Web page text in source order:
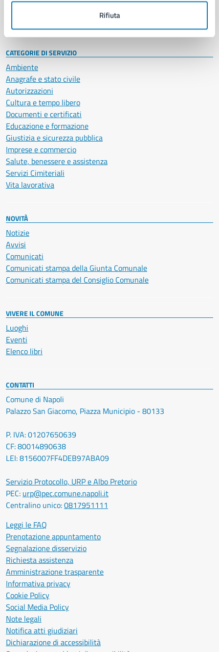
Rifiuta
Intranet, posta aziendale e protocollo
CATEGORIE DI SERVIZIO
Ambiente
Anagrafe e stato civile
Autorizzazioni
Cultura e tempo libero
Documenti e certificati
Educazione e formazione
Giustizia e sicurezza pubblica
Imprese e commercio
Salute, benessere e assistenza
Servizi Cimiteriali
Vita lavorativa
NOVITÀ
Notizie
Avvisi
Comunicati
Comunicati stampa della Giunta Comunale
Comunicati stampa del Consiglio Comunale
VIVERE IL COMUNE
Luoghi
Eventi
Elenco libri
CONTATTI
Comune di Napoli
Palazzo San Giacomo, Piazza Municipio - 80133
P. IVA: 01207650639
CF: 80014890638
LEI: 8156007FF4DEB97ABA09
Servizio Protocollo, URP e Albo Pretorio
PEC: urp@pec.comune.napoli.it
Centralino unico:0817951111
Leggi le FAQ
Prenotazione appuntamento
Segnalazione disservizio
Richiesta assistenza
Amministrazione trasparente
Informativa privacy
Cookie Policy
Social Media Policy
Note legali
Notifica atti giudiziari
Dichiarazione di accessibilità